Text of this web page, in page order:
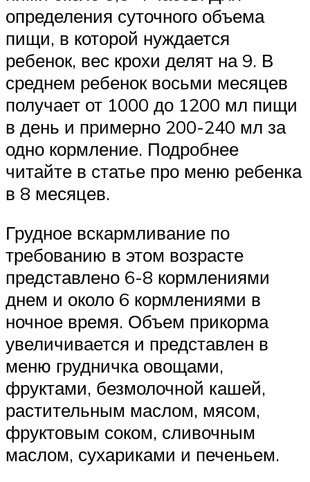
определения суточного объема
пищи, в которой нуждается
ребенок, вес крохи делят на 9. В
среднем ребенок восьми месяцев
получает от 1000 до 1200 мл пищи
в день и примерно 200-240 мл за
одно кормление. Подробнее
читайте в статье про меню ребенка
в 8 месяцев.
Грудное вскармливание по
требованию в этом возрасте
представлено 6-8 кормлениями
днем и около 6 кормлениями в
ночное время. Объем прикорма
увеличивается и представлен в
меню грудничка овощами,
фруктами, безмолочной кашей,
растительным маслом, мясом,
фруктовым соком, сливочным
маслом, сухариками и печеньем.